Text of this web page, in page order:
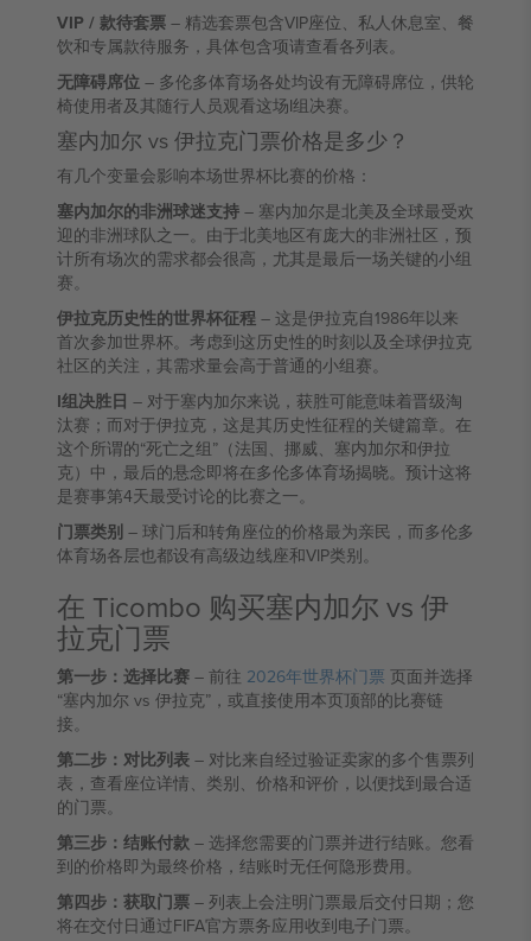
VIP / 款待套票 – 精选套票包含VIP座位、私人休息室、餐
饮和专属款待服务，具体包含项请查看各列表。
无障碍席位 – 多伦多体育场各处均设有无障碍席位，供轮
椅使用者及其随行人员观看这场I组决赛。
塞内加尔 vs 伊拉克门票价格是多少？
有几个变量会影响本场世界杯比赛的价格：
塞内加尔的非洲球迷支持 – 塞内加尔是北美及全球最受欢
迎的非洲球队之一。由于北美地区有庞大的非洲社区，预
计所有场次的需求都会很高，尤其是最后一场关键的小组
赛。
伊拉克历史性的世界杯征程 – 这是伊拉克自1986年以来
首次参加世界杯。考虑到这历史性的时刻以及全球伊拉克
社区的关注，其需求量会高于普通的小组赛。
I组决胜日 – 对于塞内加尔来说，获胜可能意味着晋级淘
汰赛；而对于伊拉克，这是其历史性征程的关键篇章。在
这个所谓的“死亡之组”（法国、挪威、塞内加尔和伊拉
克）中，最后的悬念即将在多伦多体育场揭晓。预计这将
是赛事第4天最受讨论的比赛之一。
门票类别 – 球门后和转角座位的价格最为亲民，而多伦多
体育场各层也都设有高级边线座和VIP类别。
在 Ticombo 购买塞内加尔 vs 伊
拉克门票
第一步：选择比赛 – 前往 2026年世界杯门票 页面并选择
“塞内加尔 vs 伊拉克”，或直接使用本页顶部的比赛链
接。
第二步：对比列表 – 对比来自经过验证卖家的多个售票列
表，查看座位详情、类别、价格和评价，以便找到最合适
的门票。
第三步：结账付款 – 选择您需要的门票并进行结账。您看
到的价格即为最终价格，结账时无任何隐形费用。
第四步：获取门票 – 列表上会注明门票最后交付日期；您
将在交付日通过FIFA官方票务应用收到电子门票。